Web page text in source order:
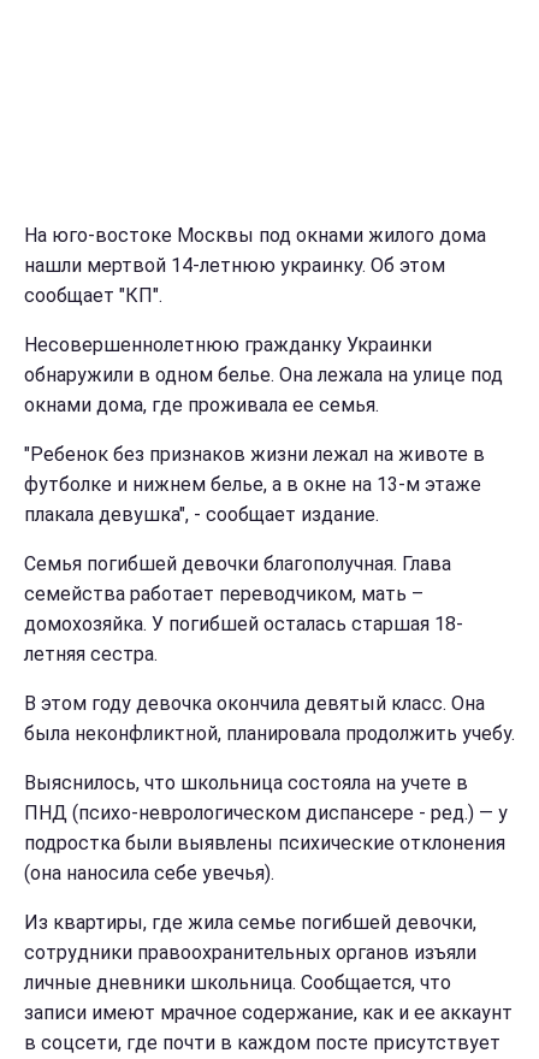
На юго-востоке Москвы под окнами жилого дома
нашли мертвой 14-летнюю украинку. Об этом
сообщает "КП".
Несовершеннолетнюю гражданку Украинки
обнаружили в одном белье. Она лежала на улице под
окнами дома, где проживала ее семья.
"Ребенок без признаков жизни лежал на животе в
футболке и нижнем белье, а в окне на 13-м этаже
плакала девушка", - сообщает издание.
Семья погибшей девочки благополучная. Глава
семейства работает переводчиком, мать –
домохозяйка. У погибшей осталась старшая 18-
летняя сестра.
В этом году девочка окончила девятый класс. Она
была неконфликтной, планировала продолжить учебу.
Выяснилось, что школьница состояла на учете в
ПНД (психо-неврологическом диспансере - ред.) — у
подростка были выявлены психические отклонения
(она наносила себе увечья).
Из квартиры, где жила семье погибшей девочки,
сотрудники правоохранительных органов изъяли
личные дневники школьница. Сообщается, что
записи имеют мрачное содержание, как и ее аккаунт
в соцсети, где почти в каждом посте присутствует